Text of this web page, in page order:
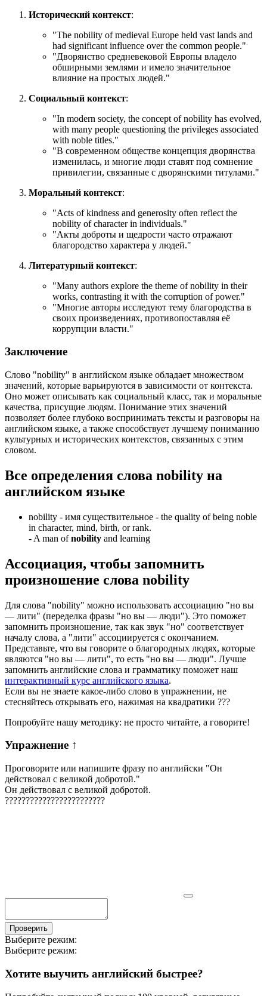
Исторический контекст:
"The nobility of medieval Europe held vast lands and
had significant influence over the common people."
"Дворянство средневековой Европы владело
обширными землями и имело значительное
влияние на простых людей."
Социальный контекст:
"In modern society, the concept of nobility has evolved,
with many people questioning the privileges associated
with noble titles."
"В современном обществе концепция дворянства
изменилась, и многие люди ставят под сомнение
привилегии, связанные с дворянскими титулами."
Моральный контекст:
"Acts of kindness and generosity often reflect the
nobility of character in individuals."
"Акты доброты и щедрости часто отражают
благородство характера у людей."
Литературный контекст:
"Many authors explore the theme of nobility in their
works, contrasting it with the corruption of power."
"Многие авторы исследуют тему благородства в
своих произведениях, противопоставляя её
коррупции власти."
Заключение
Слово "nobility" в английском языке обладает множеством
значений, которые варьируются в зависимости от контекста.
Оно может описывать как социальный класс, так и моральные
качества, присущие людям. Понимание этих значений
позволяет более глубоко воспринимать тексты и разговоры на
английском языке, а также способствует лучшему пониманию
культурных и исторических контекстов, связанных с этим
словом.
Все определения слова nobility на
английском языке
nobility - имя существительное - the quality of being noble
in character, mind, birth, or rank.
- A man ofnobility and learning
Ассоциация, чтобы запомнить
произношение слова nobility
Для слова "nobility" можно использовать ассоциацию "но вы
— лити" (переделка фразы "но вы — люди"). Это поможет
запомнить произношение, так как звук "но" соответствует
началу слова, а "лити" ассоциируется с окончанием.
Представьте, что вы говорите о благородных людях, которые
являются "но вы — лити", то есть "но вы — люди". Лучше
запомнить английские слова и грамматику поможет наш
интерактивный курс английского языка.
Если вы не знаете какое-либо слово в упражнении, не
стесняйтесь открывать его, нажимая на квадратики ???
Попробуйте нашу методику: не просто читайте, а говорите!
Упражнение ↑
Проговорите или напишите фразу по английски "Он
действовал с великой добротой."
Он действовал с великой добротой.
????????????????????????
Проверить
Выберите режим:
Выберите режим:
Хотите выучить английский быстрее?